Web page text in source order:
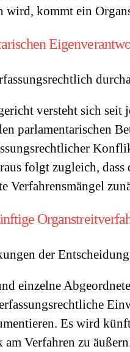
wird, kommt ein
versteht sich seit
parlamentarischen
folgt zugleich,
Verfahrensmängel
der
einzelne
Es wird
Verfahren zu